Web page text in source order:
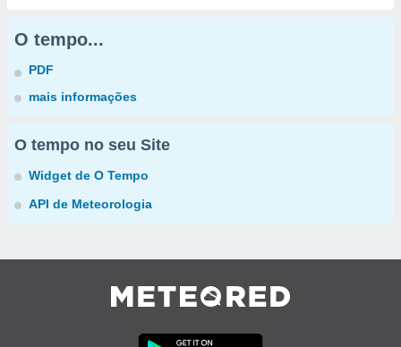
O tempo...
PDF
mais informações
O tempo no seu Site
Widget de O Tempo
API de Meteorologia